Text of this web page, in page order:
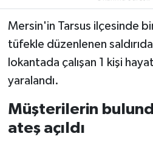
Mersin'in Tarsus ilçesinde
tüfekle düzenlenen
lokantada çalışan 1 kişi
yaralandı.
Müşterilerin
ateş açıldı